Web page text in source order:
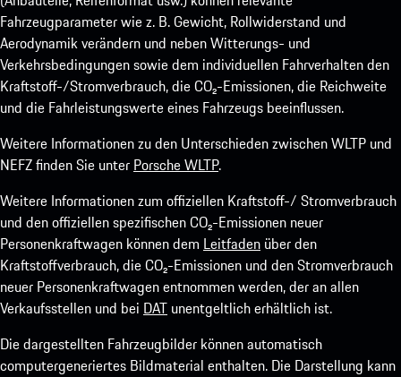
Fahrzeugparameter wie z. B. Gewicht, Rollwiderstand und
Aerodynamik verändern und neben Witterungs- und
Verkehrsbedingungen sowie dem individuellen Fahrverhalten den
Kraftstoff-/Stromverbrauch, die CO₂-Emissionen, die Reichweite
und die Fahrleistungswerte eines Fahrzeugs beeinflussen.
Weitere Informationen zu den Unterschieden zwischen WLTP und
NEFZ finden Sie unter Porsche WLTP.
Weitere Informationen zum offiziellen Kraftstoff-/ Stromverbrauch
und den offiziellen spezifischen CO₂-Emissionen neuer
Personenkraftwagen können dem Leitfaden über den
Kraftstoffverbrauch, die CO₂-Emissionen und den Stromverbrauch
neuer Personenkraftwagen entnommen werden, der an allen
Verkaufsstellen und bei DAT unentgeltlich erhältlich ist.
Die dargestellten Fahrzeugbilder können automatisch
computergeneriertes Bildmaterial enthalten. Die Darstellung kann